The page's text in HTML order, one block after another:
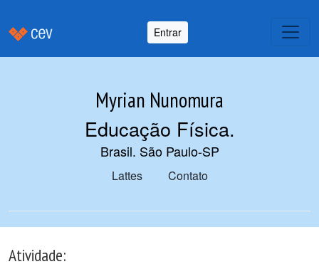
Entrar
Myrian Nunomura
Educação Física.
Brasil. São Paulo-SP
Lattes Contato
Atividade: